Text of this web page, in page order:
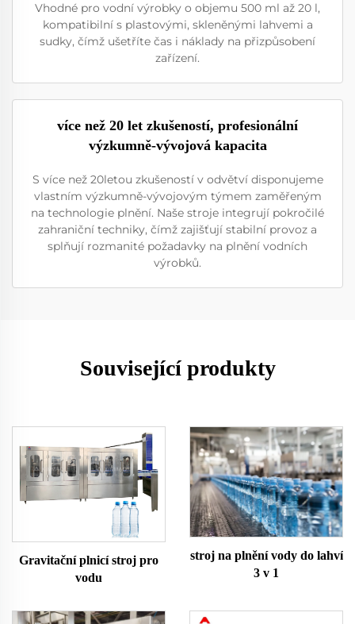
Vhodné pro vodní výrobky o objemu 500 ml až 20 l,
kompatibilní s plastovými, skleněnými lahvemi a
sudky, čímž ušetříte čas i náklady na přizpůsobení
zařízení.
více než 20 let zkušeností, profesionální
výzkumně-vývojová kapacita
S více než 20letou zkušeností v odvětví disponujeme
vlastním výzkumně-vývojovým týmem zaměřeným
na technologie plnění. Naše stroje integrují pokročilé
zahraniční techniky, čímž zajišťují stabilní provoz a
splňují rozmanité požadavky na plnění vodních
výrobků.
Související produkty
Gravitační plnicí stroj pro
vodu
stroj na plnění vody do lahví
3 v 1